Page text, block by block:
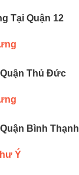
Tại Quận 12
Thủ Đức
Bình Thạnh
Ý